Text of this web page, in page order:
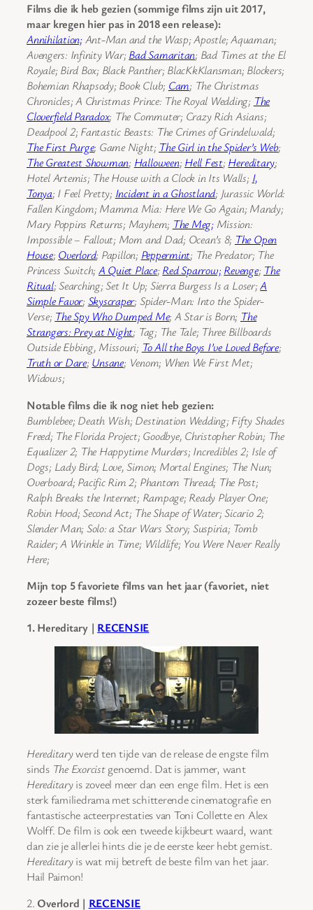
Films die ik heb gezien (sommige films zijn uit 2017,
maar kregen hier pas in 2018 een release):
Annihilation; Ant-Man and the Wasp; Apostle; Aquaman;
Avengers: Infinity War; Bad Samaritan; Bad Times at the El
Royale; Bird Box; Black Panther; BlacKkKlansman; Blockers;
Bohemian Rhapsody; Book Club; Cam; The Christmas
Chronicles; A Christmas Prince: The Royal Wedding; The
Cloverfield Paradox; The Commuter; Crazy Rich Asians;
Deadpool 2; Fantastic Beasts: The Crimes of Grindelwald;
The First Purge; Game Night; The Girl in the Spider’s Web;
The Greatest Showman; Halloween; Hell Fest; Hereditary;
Hotel Artemis; The House with a Clock in Its Walls; I,
Tonya; I Feel Pretty; Incident in a Ghostland; Jurassic World:
Fallen Kingdom; Mamma Mia: Here We Go Again; Mandy;
Mary Poppins Returns; Mayhem; The Meg; Mission:
Impossible – Fallout; Mom and Dad; Ocean’s 8; The Open
House; Overlord; Papillon; Peppermint; The Predator; The
Princess Switch; A Quiet Place; Red Sparrow; Revenge; The
Ritual; Searching; Set It Up; Sierra Burgess Is a Loser;A
Simple Favor; Skyscraper; Spider-Man: Into the Spider-
Verse; The Spy Who Dumped Me; A Star is Born; The
Strangers: Prey at Night; Tag; The Tale; Three Billboards
Outside Ebbing, Missouri; To All the Boys I’ve Loved Before;
Truth or Dare; Unsane; Venom; When We First Met;
Widows;
Notable films die ik nog niet heb gezien:
Bumblebee; Death Wish; Destination Wedding; Fifty Shades
Freed; The Florida Project; Goodbye, Christopher Robin; The
Equalizer 2; The Happytime Murders; Incredibles 2; Isle of
Dogs; Lady Bird; Love, Simon; Mortal Engines; The Nun;
Overboard; Pacific Rim 2; Phantom Thread; The Post;
Ralph Breaks the Internet; Rampage; Ready Player One;
Robin Hood; Second Act; The Shape of Water; Sicario 2;
Slender Man; Solo: a Star Wars Story; Suspiria; Tomb
Raider; A Wrinkle in Time; Wildlife; You Were Never Really
Here;
Mijn top 5 favoriete films van het jaar (favoriet, niet
zozeer beste films!)
1. Hereditary | RECENSIE
Hereditarywerd ten tijde van de release de engste film
sinds The Exorcistgenoemd. Dat is jammer, want
Hereditaryis zoveel meer dan een enge film. Het is een
sterk familiedrama met schitterende cinematografie en
fantastische acteerprestaties van Toni Collette en Alex
Wolff. De film is ook een tweede kijkbeurt waard, want
dan zie je allerlei hints die je de eerste keer hebt gemist.
Hereditaryis wat mij betreft de beste film van het jaar.
Hail Paimon!
2. Overlord | RECENSIE